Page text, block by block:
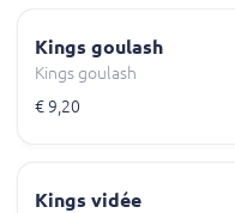
Kings goulash
Kings goulash
€ 9,20
Kings vidée